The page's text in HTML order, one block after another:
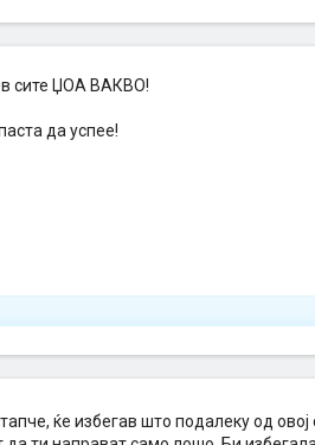
сите ЏОА ВАКВО!
да успее!
ќе избегав што подалеку од овој